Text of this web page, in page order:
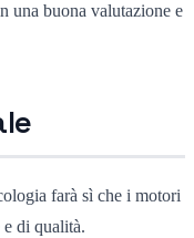
una buona valutazione e
farà sì che i motori
di qualità.